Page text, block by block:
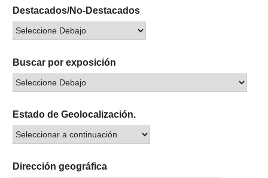
Destacados/No-Destacados
Buscar por exposición
Estado de Geolocalización.
Dirección geográfica